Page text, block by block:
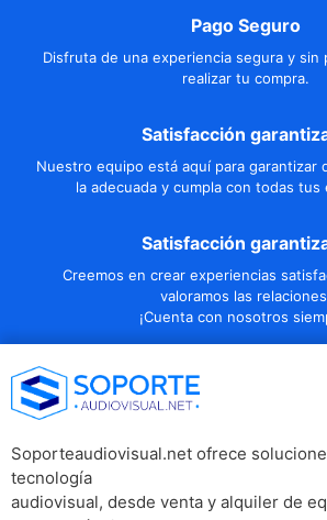
Pago Seguro
Disfruta de una experiencia segura y sin
realizar tu compra.
Satisfacción
Nuestro equipo está aquí para garantizar
la adecuada y cumpla con todas tus
Satisfacción
Creemos en crear experiencias
valoramos las
¡Cuenta con nosotros
Soporteaudiovisual.net ofrece
tecnología
audiovisual, desde venta y alquiler de